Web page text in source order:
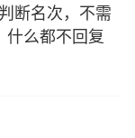
断名次，不需
什么都不回复